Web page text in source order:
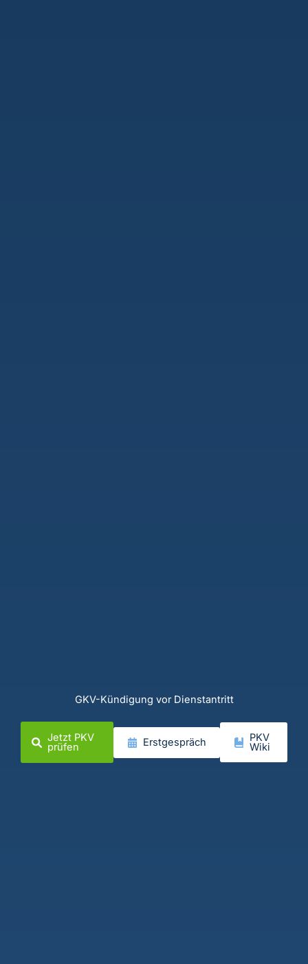
GKV-Kündigung vor Dienstantritt
Jetzt PKV
prüfen Erstgespräch PKV
Wiki